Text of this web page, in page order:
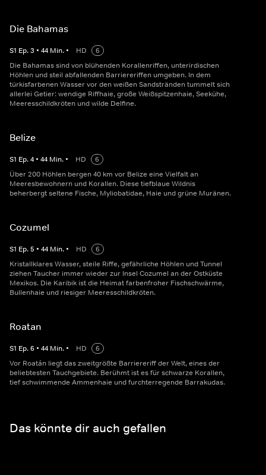
Die Bahamas
S1 Ep.3 • 44 Min. • HD
6
Die Bahamas sind von blühenden Korallenriffen, unterirdischen
Höhlen und steil abfallenden Barriereriffen umgeben. In dem
türkisfarbenen Wasser vor den weißen Sandstränden tummelt sich
allerlei Getier: wendige Riffhaie, große Weißspitzenhaie, Seekühe,
Meeresschildkröten und wilde Delfine.
Belize
S1 Ep.4 • 44 Min. • HD
6
Über 200 Höhlen bergen 40 km vor Belize eine Vielfalt an
Meeresbewohnern und Korallen. Diese tiefblaue Wildnis
beherbergt seltene Fische, Myliobatidae, Haie und grüne Muränen.
Cozumel
S1 Ep.5 • 44 Min. • HD
6
Kristallklares Wasser, steile Riffe, gefährliche Höhlen und Tunnel
ziehen Taucher immer wieder zur Insel Cozumel an der Ostküste
Mexikos. Die Karibik ist die Heimat farbenfroher Fischschwärme,
Bullenhaie und riesiger Meeresschildkröten.
Roatan
S1 Ep.6 • 44 Min. • HD
6
Vor Roatán liegt das zweitgrößte Barriereriff der Welt, eines der
beliebtesten Tauchgebiete. Berühmt ist es für schwarze Korallen,
tief schwimmende Ammenhaie und furchterregende Barrakudas.
Das könnte dir auch gefallen